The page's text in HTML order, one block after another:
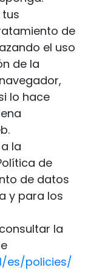
de
el uso
de la
lo hace
la
de
de datos
y para los
la
es/policies/